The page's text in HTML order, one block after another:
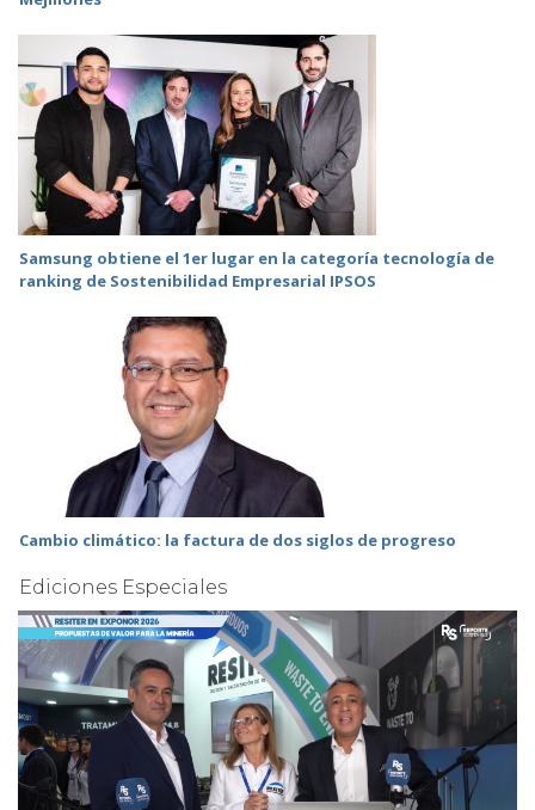
Samsung obtiene el 1er lugar en la categoría tecnología de
ranking de Sostenibilidad Empresarial IPSOS
Cambio climático: la factura de dos siglos de progreso
Ediciones Especiales